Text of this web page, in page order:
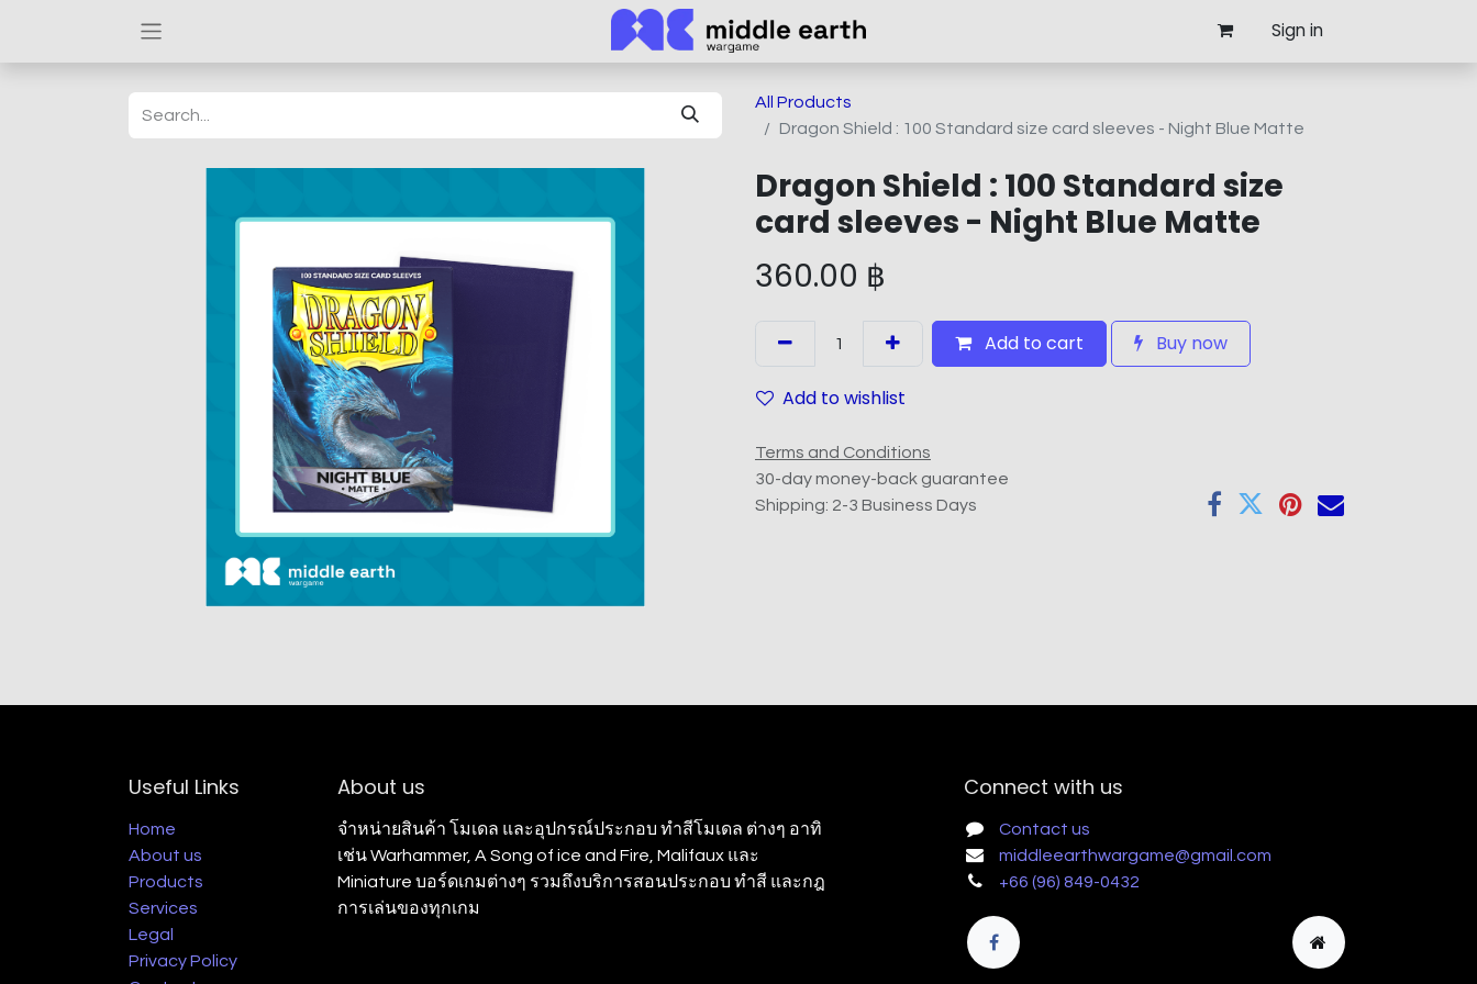
Sign in
All Products
Dragon Shield : 100 Standard size card sleeves - Night Blue Matte
Dragon Shield : 100 Standard size
card sleeves - Night Blue Matte
360.00 ฿
Add to cart Buy now
Add to wishlist
Terms and Conditions
30-day money-back guarantee
Shipping: 2-3 Business Days
Useful Links
Home
About us
Products
Services
Legal
Privacy Policy
About us
จำหน่ายสินค้า โมเดล และอุปกรณ์ประกอบ ทำสีโมเดล ต่างๆ อาทิ
เช่น Warhammer, A Song of ice and Fire, Malifaux และ
Miniature บอร์ดเกมต่างๆ รวมถึงบริการสอนประกอบ ทำสี และกฎ
การเล่นของทุกเกม
Connect with us
Contact us
middleearthwargame@gmail.com
+66 (96) 849-0432